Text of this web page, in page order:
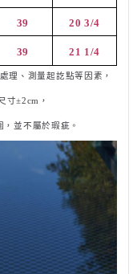
39 20 3/4
39 21 1/4
理、測量起訖點等因素，
寸±2cm，
，並不屬於瑕疵。